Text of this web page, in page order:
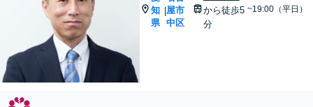
知
県
|屋市
中区
から徒歩5
分
~19:00（平日）